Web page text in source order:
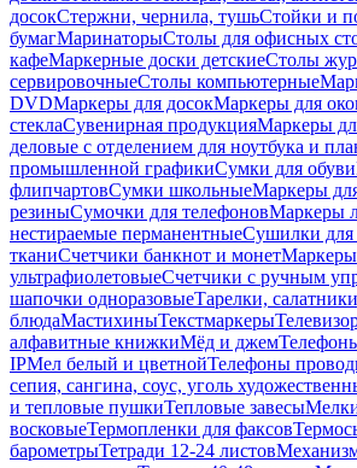
досокСтержни, чернила, тушьСтойки и
бумагМаринаторыСтолы для офисных
кафеМаркерные доски детскиеСтолы
сервировочныеСтолы компьютерные
DVDМаркеры для досокМаркеры для
стеклаСувенирная продукцияМаркеры
деловые с отделением для ноутбука и
промышленной графикиСумки для обуви
флипчартовСумки школьныеМаркеры
резиныСумочки для телефоновМаркеры
нестираемые перманентныеСушилки для
тканиСчетчики банкнот и монетМаркеры
ультрафиолетовыеСчетчики с ручным
шапочки одноразовыеТарелки,
блюдаМастихиныТекстмаркеры
алфавитные книжкиМёд и джем
IPМел белый и цветнойТелефоны
сепия, сангина, соус, уголь
и тепловые пушкиТепловые завесы
восковыеТермопленки для факсов
барометрыТетради 12-24 листов